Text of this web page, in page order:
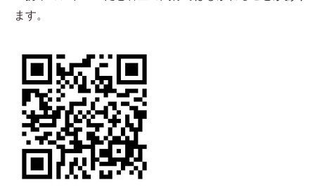
ます。